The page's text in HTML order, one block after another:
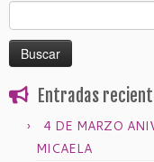
Entradas
4 DE MARZO
MICAELA